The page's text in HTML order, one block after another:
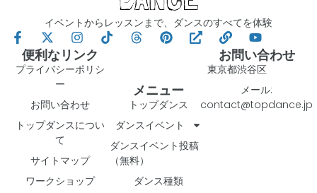
イベントからレッスンまで、ダンスのすべてを体験
便利なリンク
プライバシーポリシ
ー
お問い合わせ
トップダンスについ
て
サイトマップ
ワークショップ
メニュー
トップダンス
ダンスイベント
ダンスイベント投稿
（無料）
ダンス種類
お問い合わせ
東京都渋谷区
メール:
contact@topdance.jp